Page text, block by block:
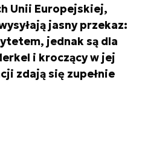
Unii Europejskiej,
jasny przekaz:
jednak są dla
i kroczący w jej
zdają się zupełnie